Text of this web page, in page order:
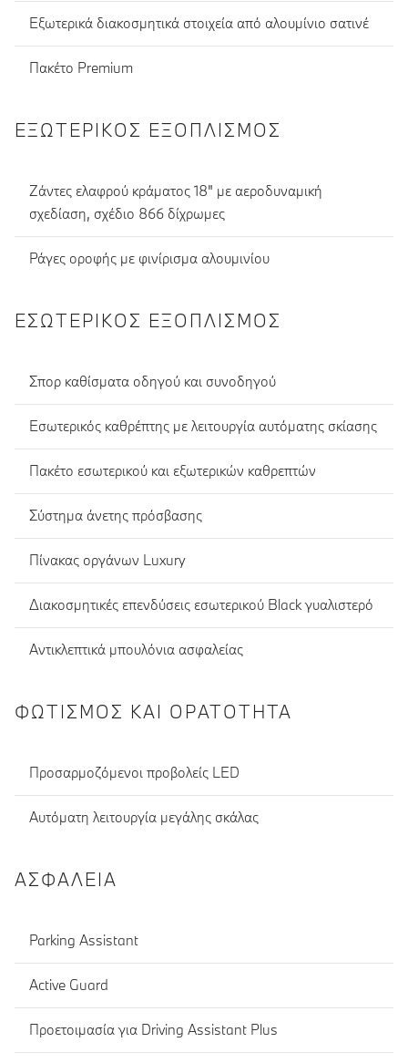
Εξωτερικά διακοσμητικά στοιχεία από αλουμίνιο σατινέ
Πακέτο Premium
ΕΞΩΤΕΡΙΚΌΣ ΕΞΟΠΛΙΣΜΌΣ
Ζάντες ελαφρού κράματος 18" με αεροδυναμική
σχεδίαση, σχέδιο 866 δίχρωμες
Ράγες οροφής με φινίρισμα αλουμινίου
ΕΣΩΤΕΡΙΚΌΣ ΕΞΟΠΛΙΣΜΌΣ
Σπορ καθίσματα οδηγού και συνοδηγού
Εσωτερικός καθρέπτης με λειτουργία αυτόματης σκίασης
Πακέτο εσωτερικού και εξωτερικών καθρεπτών
Σύστημα άνετης πρόσβασης
Πίνακας οργάνων Luxury
Διακοσμητικές επενδύσεις εσωτερικού Black γυαλιστερό
Αντικλεπτικά μπουλόνια ασφαλείας
ΦΩΤΙΣΜΌΣ ΚΑΙ ΟΡΑΤΌΤΗΤΑ
Προσαρμοζόμενοι προβολείς LED
Αυτόματη λειτουργία μεγάλης σκάλας
ΑΣΦΆΛΕΙΑ
Parking Assistant
Active Guard
Προετοιμασία για Driving Assistant Plus